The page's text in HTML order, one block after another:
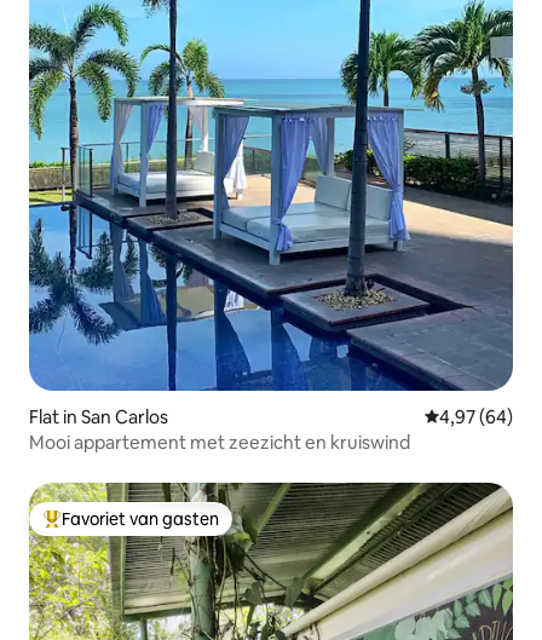
Flat in San Carlos Gemiddelde
4,97 (64)
Mooi appartement met zeezicht en kruiswind
Topfavoriet van gasten
Favoriet van gasten